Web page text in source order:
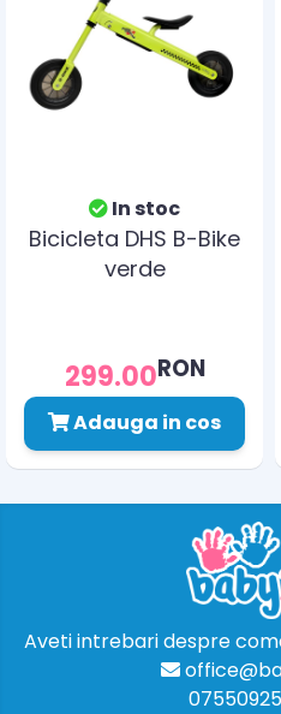
In stoc
Bicicleta DHS B-Bike
verde
299.00RON
Adauga in cos
Aveti intrebari despre